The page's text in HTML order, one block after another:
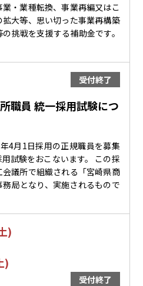
・業種転換、事業再編又はこ
大等、思い切った事業再構築
挑戦を支援する補助金です。
受付終了
職員 統一採用試験につ
4月1日採用の正規職員を募集
試験をおこないます。 この採
議所で組織される「宮崎県商
局となり、実施されるもので
)
)
受付終了